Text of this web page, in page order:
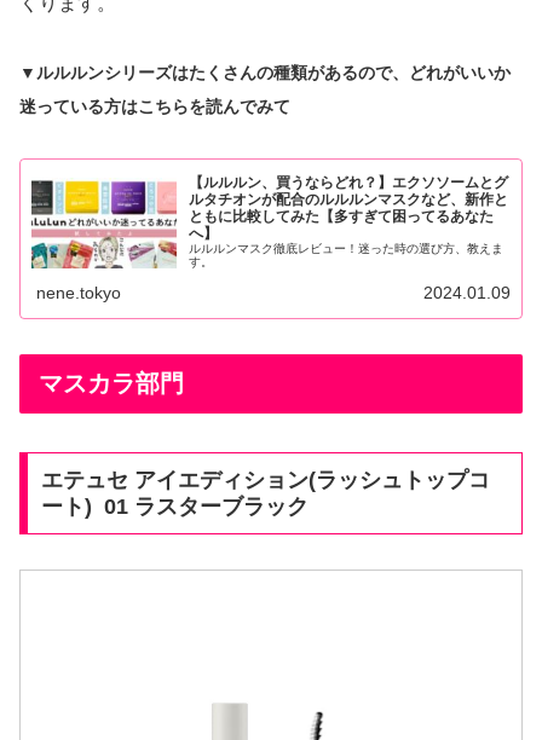
▼ルルルンシリーズはたくさんの種類があるので、どれがいいか
迷っている方はこちらを読んでみて
【ルルルン、買うならどれ？】エクソソームとグ
ルタチオンが配合のルルルンマスクなど、新作と
ともに比較してみた【多すぎて困ってるあなた
へ】
ルルルンマスク徹底レビュー！迷った時の選び方、教えま
す。
nene.tokyo 2024.01.09
マスカラ部門
エテュセ アイエディション(ラッシュトップコ
ート) 01 ラスターブラック